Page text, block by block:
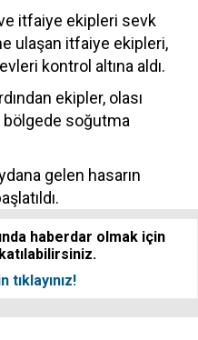
itfaiye ekipleri sevk
ulaşan itfaiye ekipleri,
kontrol altına aldı.
ekipler, olası
bölgede soğutma
gelen hasarın
haberdar olmak için
tıklayınız!